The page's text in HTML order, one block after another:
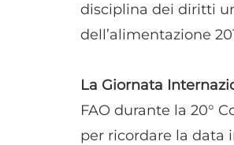
disciplina dei diritti
dell’alimentazione
La Giornata
FAO durante la 20°
per ricordare la data